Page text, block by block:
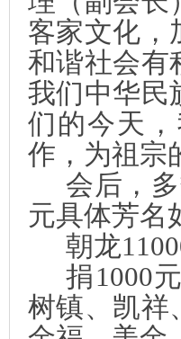
客家文化，
和谐社会有
我们中华民
们的今天
作，为祖宗
会后，
元具体芳名
朝龙
捐1000
树镇、凯祥